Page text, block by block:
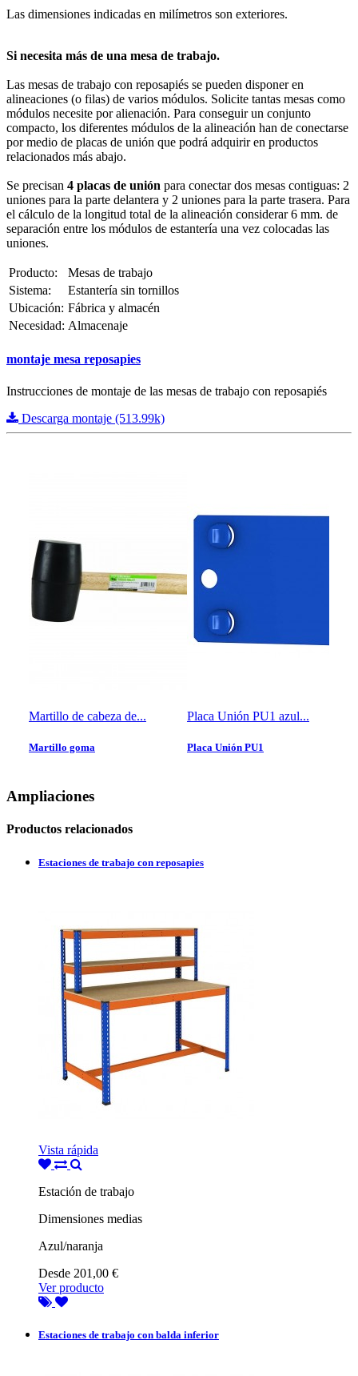
Las dimensiones indicadas en milímetros son exteriores.
Si necesita más de una mesa de trabajo.
Las mesas de trabajo con reposapiés se pueden disponer en
alineaciones (o filas) de varios módulos. Solicite tantas mesas como
módulos necesite por alienación. Para conseguir un conjunto
compacto, los diferentes módulos de la alineación han de conectarse
por medio de placas de unión que podrá adquirir en productos
relacionados más abajo.
Se precisan 4 placas de unión para conectar dos mesas contiguas: 2
uniones para la parte delantera y 2 uniones para la parte trasera. Para
el cálculo de la longitud total de la alineación considerar 6 mm. de
separación entre los módulos de estantería una vez colocadas las
uniones.
Producto:
Mesas de trabajo
Sistema:
Estantería sin tornillos
Ubicación: Fábrica y almacén
Necesidad: Almacenaje
montaje mesa reposapies
Instrucciones de montaje de las mesas de trabajo con reposapiés
Descarga montaje (513.99k)
Martillo de cabeza de...
Martillo goma
Placa Unión PU1 azul...
Placa Unión PU1
Ampliaciones
Productos relacionados
Estaciones de trabajo con reposapies
Vista rápida
Estación de trabajo
Dimensiones medias
Azul/naranja
Desde 201,00 €
Ver producto
Estaciones de trabajo con balda inferior